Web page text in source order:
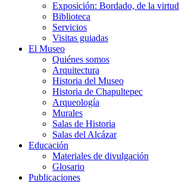
Exposición: Bordado, de la virtud
Biblioteca
Servicios
Visitas guiadas
El Museo
Quiénes somos
Arquitectura
Historia del Museo
Historia de Chapultepec
Arqueología
Murales
Salas de Historia
Salas del Alcázar
Educación
Materiales de divulgación
Glosario
Publicaciones